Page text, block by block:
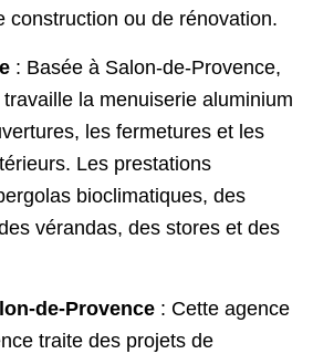
construction ou de rénovation.
: Basée à Salon-de-Provence,
la menuiserie aluminium
les fermetures et les
Les prestations
bioclimatiques, des
vérandas, des stores et des
de-Provence : Cette agence
traite des projets de